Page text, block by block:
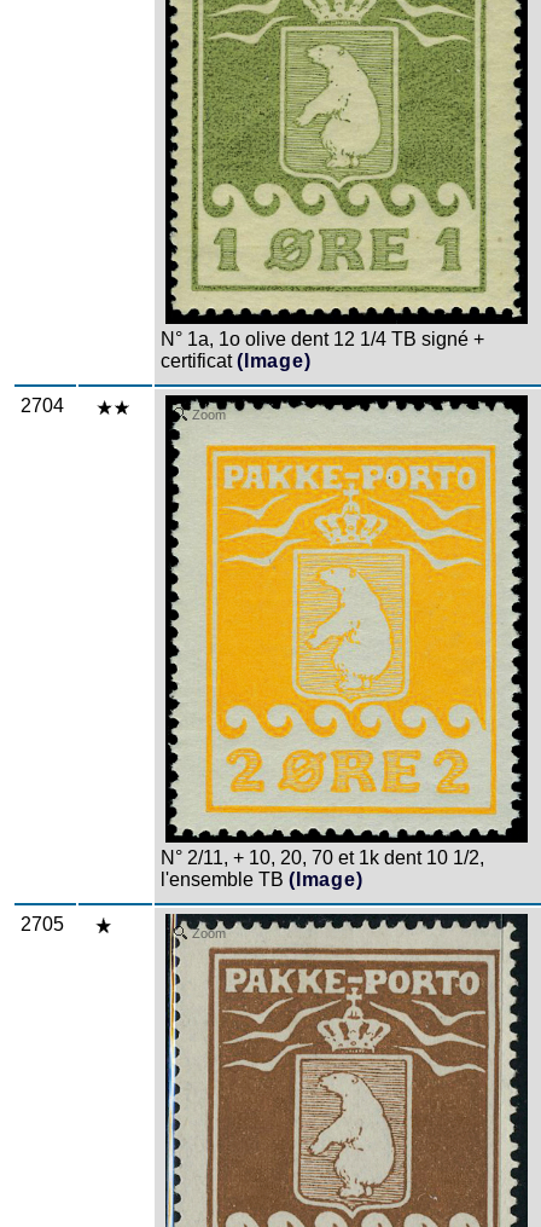
N° 1a, 1o olive dent 12 1/4 TB signé +
certificat (Image)
2704 Zoom
N° 2/11, + 10, 20, 70 et 1k dent 10 1/2,
l'ensemble TB (Image)
2705 Zoom